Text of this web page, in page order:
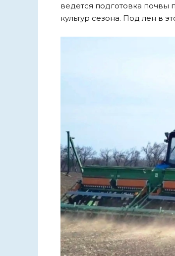
ведется подготовка почвы
культур сезона. Под лен в